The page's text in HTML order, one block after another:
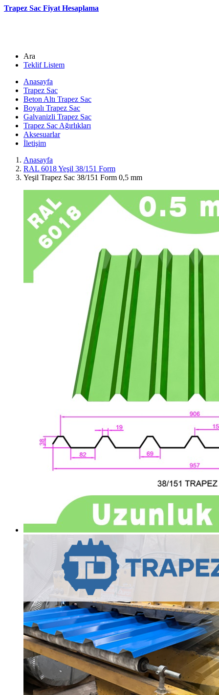
Trapez Sac Fiyat Hesaplama
Ara
Teklif Listem
Anasayfa
Trapez Sac
Beton Altı Trapez Sac
Boyalı Trapez Sac
Galvanizli Trapez Sac
Trapez Sac Ağırlıkları
Aksesuarlar
İletişim
Anasayfa
RAL 6018 Yeşil 38/151 Form
Yeşil Trapez Sac 38/151 Form 0,5 mm